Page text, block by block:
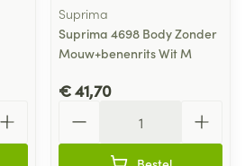
Suprima
Suprima 4698 Body Zonder
Mouw+benenrits Wit M
€ 41,70